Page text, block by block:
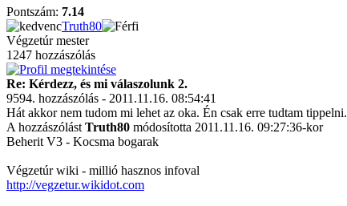
Pontszám: 7.14
Truth80
Végzetúr mester
1247 hozzászólás
Re: Kérdezz, és mi válaszolunk 2.
9594. hozzászólás - 2011.11.16. 08:54:41
Hát akkor nem tudom mi lehet az oka. Én csak erre tudtam tippelni.
A hozzászólást Truth80 módosította 2011.11.16. 09:27:36-kor
Beherit V3 - Kocsma bogarak
Végzetúr wiki - millió hasznos infoval
http://vegzetur.wikidot.com